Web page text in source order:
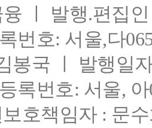
ㅣ 발행.편집
번호: 서울,다
봉국 ㅣ 발행일
록번호: 서울,
호책임자 : 문